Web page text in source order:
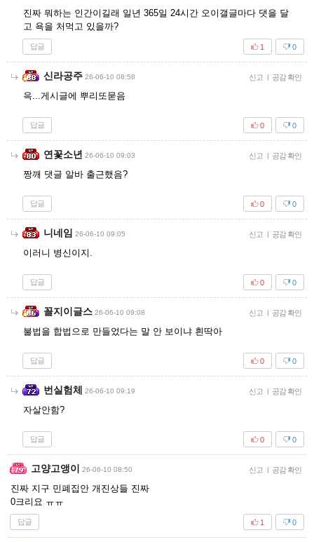
진짜 뭐하는 인간이길래 일년 365일 24시간 오이갤글마다 댓을 달
고 욕을 처먹고 있을까?
답글 0
1
신라공주 26-06-10 08:58 신고 | 공감 확인
윽...게시글에 뿌리또묻음
답글 0
0
연꽃소년 26-06-10 09:03 신고 | 공감 확인
짱깨 댓글 알바 출근했음?
답글 0
0
니네임 26-06-10 09:05 신고 | 공감 확인
이러니 병신이지.
답글 0
0
꼴지이글스 26-06-10 09:08 신고 | 공감 확인
불법을 합법으로 만들었다는 말 안 보이냐 흰딱아
답글 0
0
번실험체 26-06-10 09:19 신고 | 공감 확인
자살안함?
답글 0
0
고양고앵이 26-06-10 08:50 신고 | 공감 확인
진짜 지구 민폐집안 개진상들 진짜
0크리요 ㅠㅠ
답글 0
1